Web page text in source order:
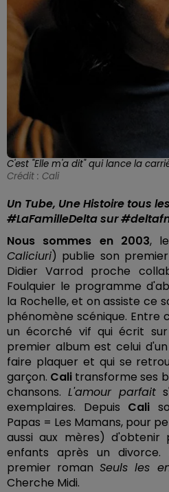
C'est "Elle m'a dit" qui lance la
Crédit : Cali
Un Tube, Une Histoire tous
#LaFamilleDelta sur
Nous sommes en 2003,
Caliciuri) publie son
Didier Varrod proche
Foulquier le programme
la Rochelle, et on assiste ce
phénomène scénique. Entre
un écorché vif qui écrit
premier album est celui
faire plaquer et qui se
garçon. Cali transforme ses
chansons.L'amour parfait
exemplaires. Depuis Cali
Papas = Les Mamans, pour
aussi aux mères) d'obtenir
enfants après un
premier romanSeuls les
Cherche Midi.